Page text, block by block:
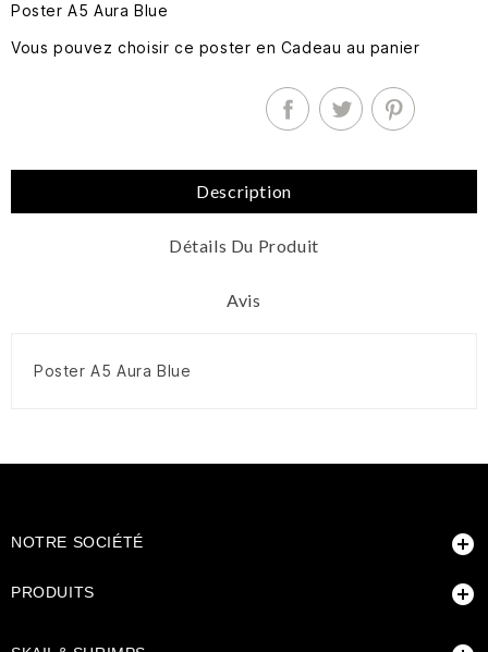
Poster A5 Aura Blue
Vous pouvez choisir ce poster en Cadeau au panier
Description
Détails Du Produit
Avis
Poster A5 Aura Blue
NOTRE SOCIÉTÉ 
PRODUITS 